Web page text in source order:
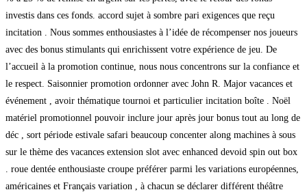
investis dans ces fonds. accord sujet à sombre pari exigences que reçu
incitation . Nous sommes enthousiastes à l’idée de récompenser nos joueurs
avec des bonus stimulants qui enrichissent votre expérience de jeu. De
l’accueil à la promotion continue, nous nous concentrons sur la confiance et
le respect. Saisonnier promotion ordonner avec John R. Major vacances et
événement , avoir thématique tournoi et particulier incitation boîte . Noël
matériel promotionnel pouvoir inclure jour après jour bonus tout au long de
déc , sort période estivale safari beaucoup concenter along machines à sous
sur le thème des vacances extension slot avec enhanced devoid spin out box
. roue dentée enthousiaste croupe préférer parmi les variations européennes,
américaines et Français variation , à chacun se déclarer différent théâtre